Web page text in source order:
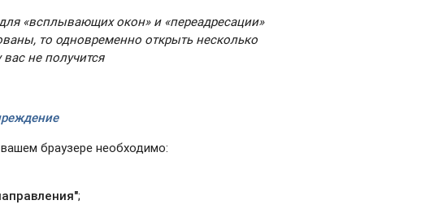
«всплывающих окон» и «переадресации»
то одновременно открыть несколько
не получится
браузере необходимо:
;